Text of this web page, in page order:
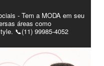
- Tem a MODA em seu
áreas como
📞(11) 99985-4052